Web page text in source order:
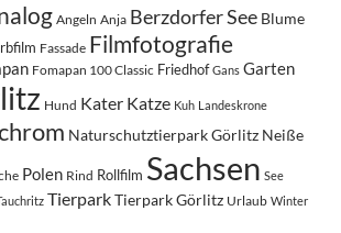
Angeln Anja Berzdorfer See Blume
Fassade Filmfotografie
Fomapan 100 Classic Friedhof Gans Garten
Hund Kater Katze Kuh Landeskrone
Naturschutztierpark Görlitz Neiße
Polen Rind Rollfilm Sachsen See
TierparkTierpark Görlitz Urlaub Winter